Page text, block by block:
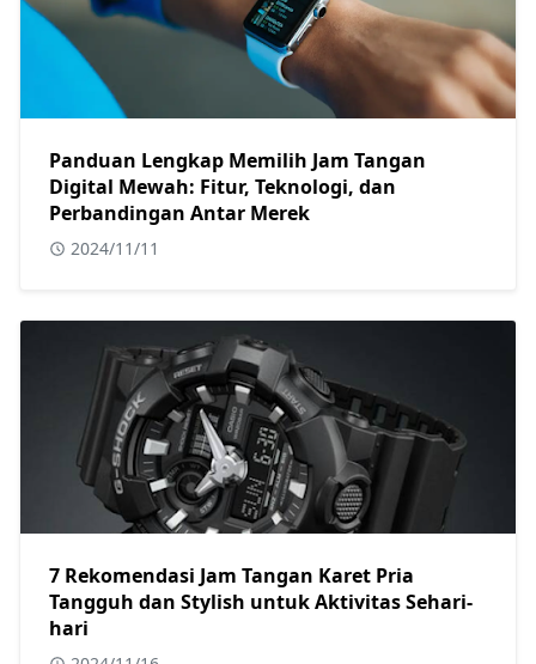
Panduan Lengkap Memilih Jam Tangan
Digital Mewah: Fitur, Teknologi, dan
Perbandingan Antar Merek
2024/11/11
7 Rekomendasi Jam Tangan Karet Pria
Tangguh dan Stylish untuk Aktivitas Sehari-
hari